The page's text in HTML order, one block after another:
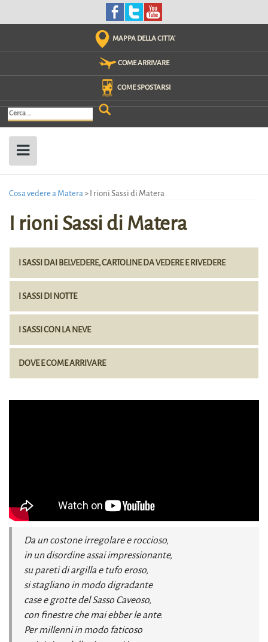
MAPPA DELLA CITTA'
COME ARRIVARE
COME SPOSTARSI
Ricerca
per:
Cosa vedere a Matera> I rioni Sassi di Matera
I rioni Sassi di Matera
I SASSI DAI BELVEDERE, CARTOLINE DA VEDERE E RIVEDERE
I SASSI DI NOTTE
I SASSI CON LA NEVE
DOVE E COME ARRIVARE
Da un costone irregolare e roccioso,
in un disordine assai impressionante,
su pareti di argilla e tufo eroso,
si stagliano in modo digradante
case e grotte del Sasso Caveoso,
con finestre che mai ebber le ante.
Per millenni in modo faticoso